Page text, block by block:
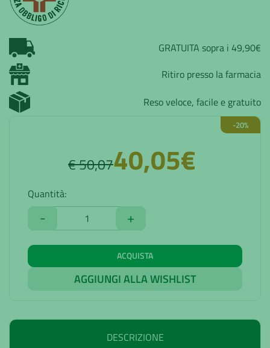
GRATUITA sopra i 49,90€
Ritiro presso la farmacia
Reso veloce, facile e gratuito
-20%
€ 50,0740,05€
Quantità:
- +
ACQUISTA
AGGIUNGI ALLA WISHLIST
DESCRIZIONE